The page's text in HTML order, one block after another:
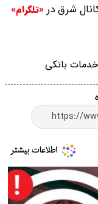
شرق در «تلگرام»
خدمات بانکی